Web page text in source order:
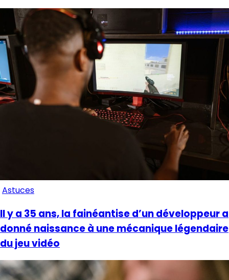
Astuces
Il y a 35 ans, la fainéantise d’un développeur a
donné naissance à une mécanique légendaire
du jeu vidéo